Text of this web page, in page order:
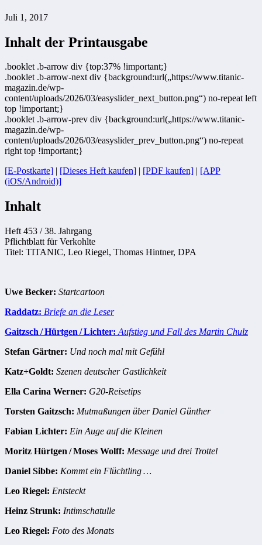
Juli 1, 2017
Inhalt der Printausgabe
.booklet .b-arrow div {top:37% !important;}
.booklet .b-arrow-next div {background:url(„https://www.titanic-
magazin.de/wp-
content/uploads/2026/03/easyslider_next_button.png“) no-repeat left
top !important;}
.booklet .b-arrow-prev div {background:url(„https://www.titanic-
magazin.de/wp-
content/uploads/2026/03/easyslider_prev_button.png“) no-repeat
right top !important;}
[E-Postkarte] | [Dieses Heft kaufen] | [PDF kaufen] | [APP
(iOS/Android)]
Inhalt
Heft 453 / 38. Jahrgang
Pflichtblatt für Verkohlte
Titel: TITANIC, Leo Riegel, Thomas Hintner, DPA
Uwe Becker: Startcartoon
Raddatz: Briefe an die Leser
Gaitzsch / Hürtgen / Lichter: Aufstieg und Fall des Martin Chulz
Stefan Gärtner: Und noch mal mit Gefühl
Katz+Goldt: Szenen deutscher Gastlichkeit
Ella Carina Werner: G20-Reisetips
Torsten Gaitzsch: Mutmaßungen über Daniel Günther
Fabian Lichter: Ein Auge auf die Kleinen
Moritz Hürtgen / Moses Wolff: Message und drei Trottel
Daniel Sibbe: Kommt ein Flüchtling …
Leo Riegel: Entsteckt
Heinz Strunk: Intimschatulle
Leo Riegel: Foto des Monats